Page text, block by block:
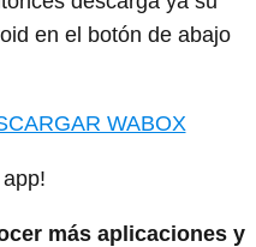
en el botón de abajo
WABOX
más aplicaciones y